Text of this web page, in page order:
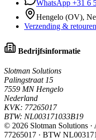
WhatsApp +31 6
Hengelo (OV),
Verzending & retouren
Bedrijfsinformatie
Slotman Solutions
Palingstraat 15
7559 MN Hengelo
Nederland
KVK: 77265017
BTW: NL003171033B19
© 2026 Slotman Solutions
77265017 · BTW